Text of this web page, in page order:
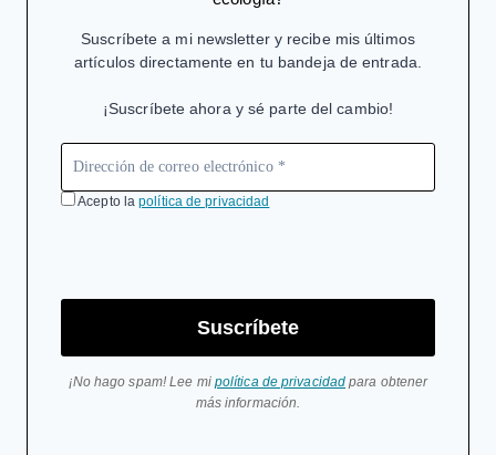
Suscríbete a mi newsletter y recibe mis últimos
artículos directamente en tu bandeja de entrada.
¡Suscríbete ahora y sé parte del cambio!
Acepto lapolítica de privacidad
Suscríbete
¡No hago spam! Lee mi política de privacidad para obtener
más información.